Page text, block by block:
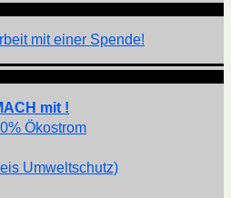
mit einer Spende!
mit !
Ökostrom
Umweltschutz)